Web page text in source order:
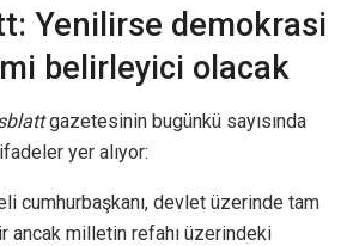
Yenilirse demokrasi
belirleyici olacak
gazetesinin bugünkü sayısında
yer alıyor:
cumhurbaşkanı, devlet üzerinde tam
ancak milletin refahı üzerindeki